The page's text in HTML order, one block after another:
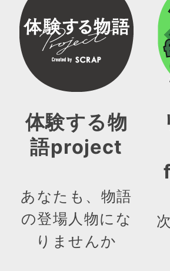
体験する物
語project
あなたも、物語
の登場人物にな
りませんか